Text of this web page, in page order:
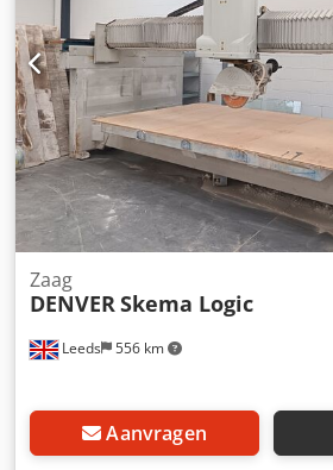
Leeds 556 km
Zaag
DENVERSkema Logic
Aanvragen